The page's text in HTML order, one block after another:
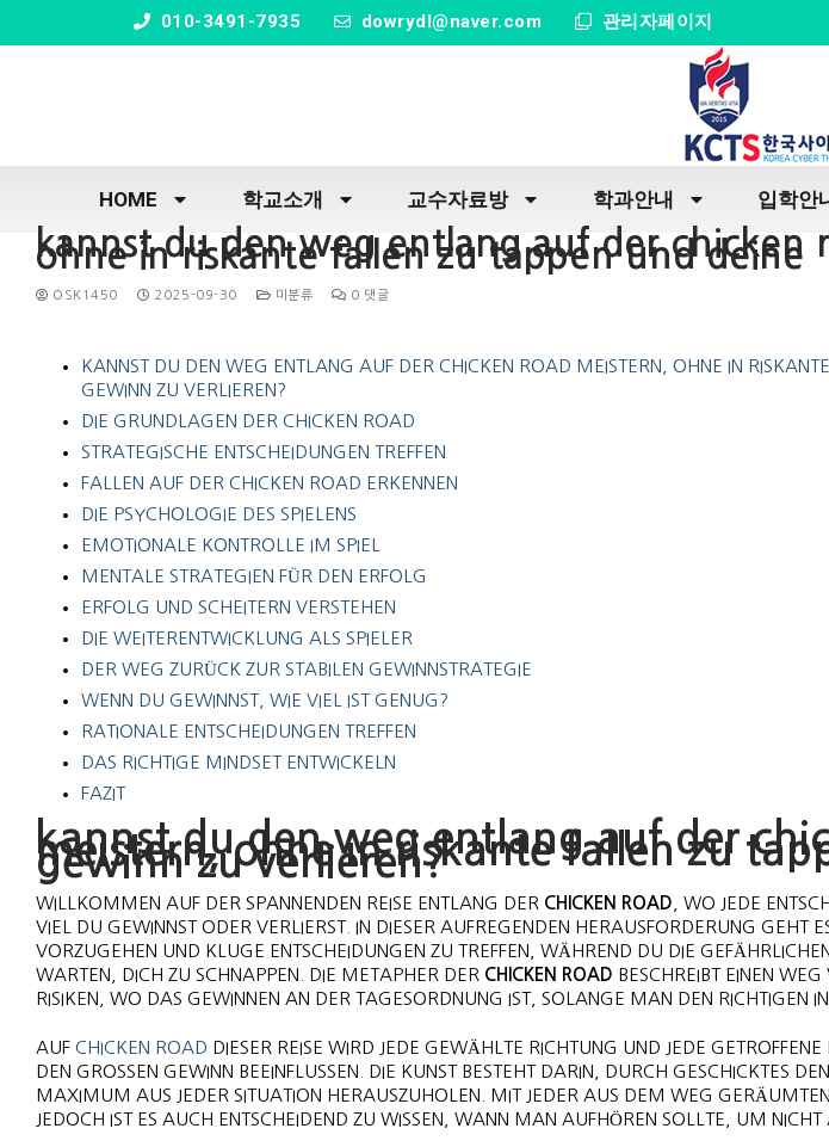
010-3491-7935 dowrydl@naver.com 관리자페이지
HOME 학교소개 교수자료방 학과안내 입학안
kannst du den weg entlang auf der chicken
ohne in riskante fallen zu tappen und deine
OSK1450 2025-09-30 미분류 0 댓글
KANNST DU DEN WEG ENTLANG AUF DER CHICKEN ROAD MEISTERN, OHNE IN
GEWINN ZU VERLIEREN?
DIE GRUNDLAGEN DER CHICKEN ROAD
STRATEGISCHE ENTSCHEIDUNGEN TREFFEN
FALLEN AUF DER CHICKEN ROAD ERKENNEN
DIE PSYCHOLOGIE DES SPIELENS
EMOTIONALE KONTROLLE IM SPIEL
MENTALE STRATEGIEN FÜR DEN ERFOLG
ERFOLG UND SCHEITERN VERSTEHEN
DIE WEITERENTWICKLUNG ALS SPIELER
DER WEG ZURÜCK ZUR STABILEN GEWINNSTRATEGIE
WENN DU GEWINNST, WIE VIEL IST GENUG?
RATIONALE ENTSCHEIDUNGEN TREFFEN
DAS RICHTIGE MINDSET ENTWICKELN
FAZIT
kannst du den weg entlang auf der
meistern, ohne in riskante fallen zu
gewinn zu verlieren?
WILLKOMMEN AUF DER SPANNENDEN REISE ENTLANG DER CHICKEN ROAD , WO JEDE
VIEL DU GEWINNST ODER VERLIERST. IN DIESER AUFREGENDEN HERAUSFORDERUNG GEHT
VORZUGEHEN UND KLUGE ENTSCHEIDUNGEN ZU TREFFEN, WÄHREND DU DIE
WARTEN, DICH ZU SCHNAPPEN. DIE METAPHER DER CHICKEN ROAD BESCHREIBT EINEN
RISIKEN, WO DAS GEWINNEN AN DER TAGESORDNUNG IST, SOLANGE MAN DEN RICHTIGEN
AUF CHICKEN ROAD DIESER REISE WIRD JEDE GEWÄHLTE RICHTUNG UND JEDE
DEN GROSSEN GEWINN BEEINFLUSSEN. DIE KUNST BESTEHT DARIN, DURCH GESCHICKTES
AXIMUM AUS JEDER SITUATION HERAUSZUHOLEN. MIT JEDER AUS DEM WEG GERÄUMTEN
EDOCH IST ES AUCH ENTSCHEIDEND ZU WISSEN, WANN MAN AUFHÖREN SOLLTE, UM NICHT